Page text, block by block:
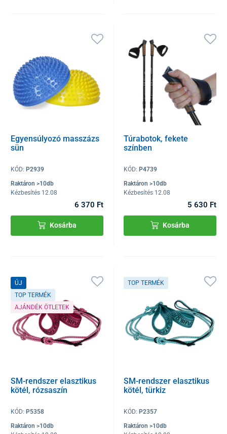
Egyensúlyozó masszázs
sün
KÓD: P2939
Raktáron >10db
Kézbesítés 12.08
6 370 Ft
Kosárba
Túrabotok, fekete
színben
KÓD:P4739
Raktáron >10db
Kézbesítés 12.08
5 630 Ft
Kosárba
ÚJ
TOP TERMÉK
AJÁNDÉK ÖTLETEK
SM-rendszer elasztikus
kötél, rózsaszín
KÓD: P5358
Raktáron >10db
TOP TERMÉK
SM-rendszer elasztikus
kötél, türkiz
KÓD:P2357
Raktáron >10db